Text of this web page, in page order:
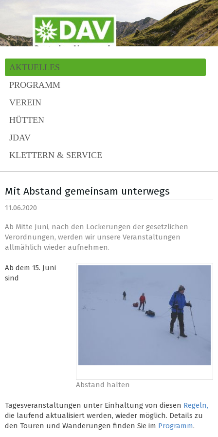
AKTUELLES
PROGRAMM
VEREIN
HÜTTEN
JDAV
KLETTERN & SERVICE
Mit Abstand gemeinsam unterwegs
11.06.2020
Ab Mitte Juni, nach den Lockerungen der gesetzlichen
Verordnungen, werden wir unsere Veranstaltungen
allmählich wieder aufnehmen.
Abstand halten
Ab dem 15. Juni
sind
Tagesveranstaltungen unter Einhaltung von diesen Regeln,
die laufend aktualisiert werden, wieder möglich. Details zu
den Touren und Wanderungen finden Sie im Programm.